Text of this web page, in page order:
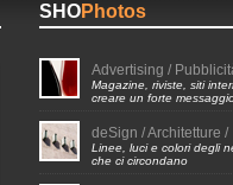
SHOPhotos
Advertising /
Magazine, riviste, siti
creare un forte
deSign / Architetture /
Linee, luci e colori degli
che ci circondano